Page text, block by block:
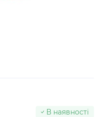
В наявності